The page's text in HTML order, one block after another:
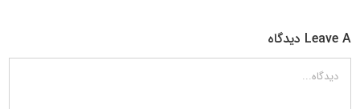
Leave A دیدگاه
دیدگاه